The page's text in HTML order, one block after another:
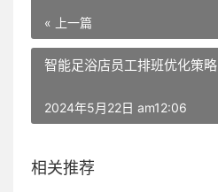
« 上一篇
智能足浴店员工排班优化策略
2024年5月22日 am12:06
相关推荐